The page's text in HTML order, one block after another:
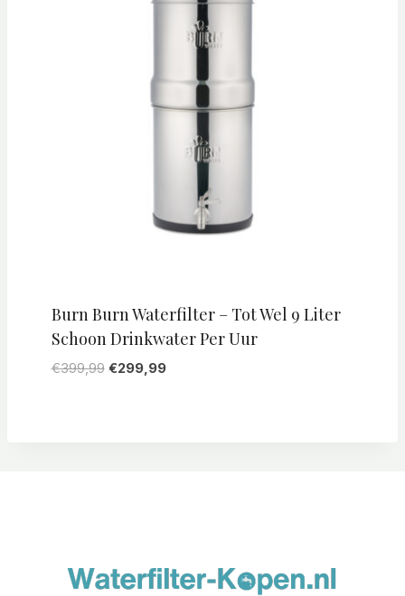
Burn Burn Waterfilter – Tot Wel 9 Liter
Schoon Drinkwater Per Uur
€399,99 Oorspronkelijke
€299,99Huidige